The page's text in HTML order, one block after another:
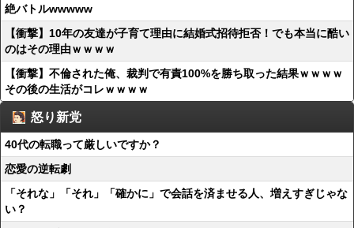
絶バトルwwwww
【衝撃】10年の友達が子育て理由に結婚式招待拒否！でも本当に酷い
のはその理由ｗｗｗｗ
【衝撃】不倫された俺、裁判で有責100%を勝ち取った結果ｗｗｗｗ
その後の生活がコレｗｗｗｗ
怒り新党
40代の転職って厳しいですか？
恋愛の逆転劇
「それな」「それ」「確かに」で会話を済ませる人、増えすぎじゃな
い？